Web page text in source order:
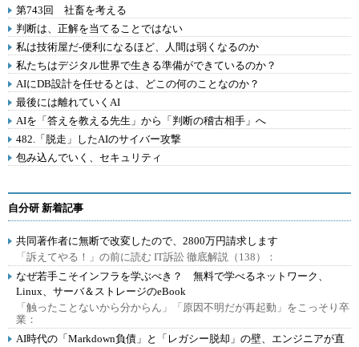
第743回 社畜を考える
判断は、正解を当てることではない
私は技術屋だ-便利になるほど、人間は弱くなるのか
私たちはデジタル世界で生きる準備ができているのか？
AIにDB設計を任せるとは、どこの何のことなのか？
最後には離れていくAI
AIを「答えを教える先生」から「判断の稽古相手」へ
482.「脱走」したAIのサイバー攻撃
包み込んでいく、セキュリティ
自分研 新着記事
共同著作者に無断で改変したので、2800万円請求します
「訴えてやる！」の前に読む IT訴訟 徹底解説（138）：
なぜ若手こそインフラを学ぶべき？ 無料で学べるネットワーク、
Linux、サーバ＆ストレージのeBook
「触ったことないから分からん」「原因不明だが再起動」をこっそり卒
業：
AI時代の「Markdown負債」と「レガシー脱却」の壁、エンジニアが直